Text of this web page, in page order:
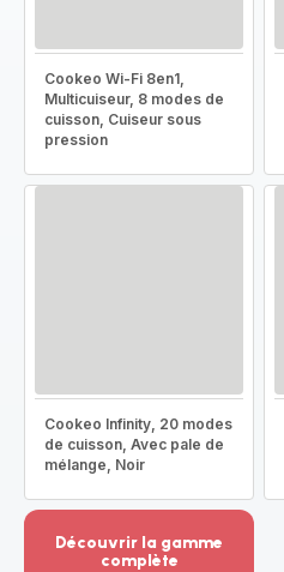
Cookeo Wi-Fi 8en1,
Multicuiseur, 8 modes de
cuisson, Cuiseur sous
pression
Cookeo Infinity, 20 modes
de cuisson, Avec pale de
mélange, Noir
Découvrir la gamme
complète